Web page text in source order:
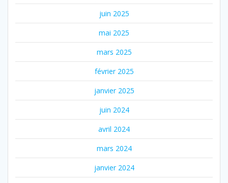
juin 2025
mai 2025
mars 2025
février 2025
janvier 2025
juin 2024
avril 2024
mars 2024
janvier 2024